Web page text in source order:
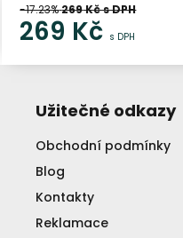
-17.23%269Kč s DPH
269 Kč s DPH
Užitečné odkazy
Obchodní podmínky
Blog
Kontakty
Reklamace